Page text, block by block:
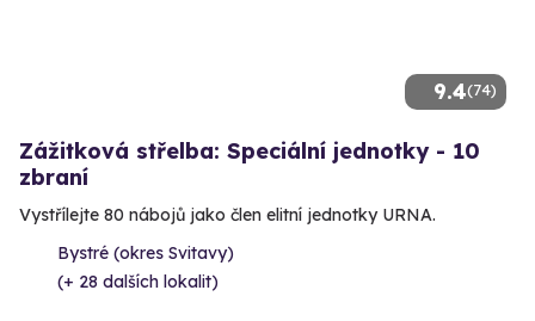
9.4(74)
Zážitková střelba: Speciální jednotky - 10
zbraní
Vystřílejte 80 nábojů jako člen elitní jednotky URNA.
Bystré (okres Svitavy)
(+ 28 dalších lokalit)